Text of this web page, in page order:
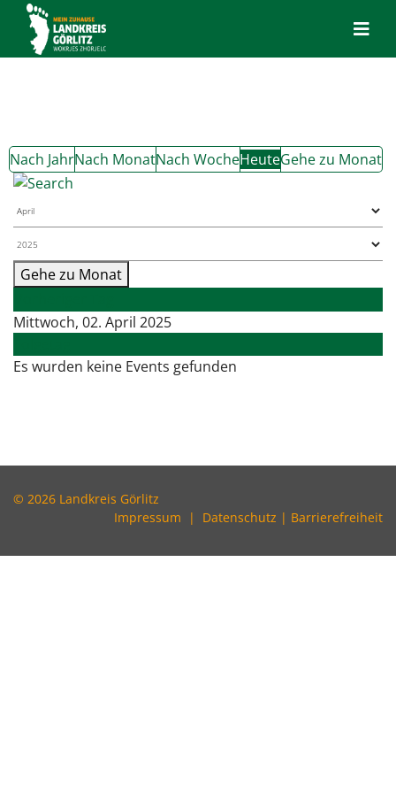
Nach JahrNach MonatNach WocheHeuteGehe zu Monat
Gehe zu Monat
Mittwoch, 02. April 2025
Es wurden keine Events gefunden
© 2026 Landkreis Görlitz
Impressum | Datenschutz | Barrierefreiheit